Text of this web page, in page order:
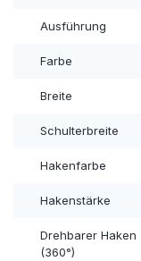
Ausführung
Farbe
Breite
Schulterbreite
Hakenfarbe
Hakenstärke
Drehbarer Haken
(360°)